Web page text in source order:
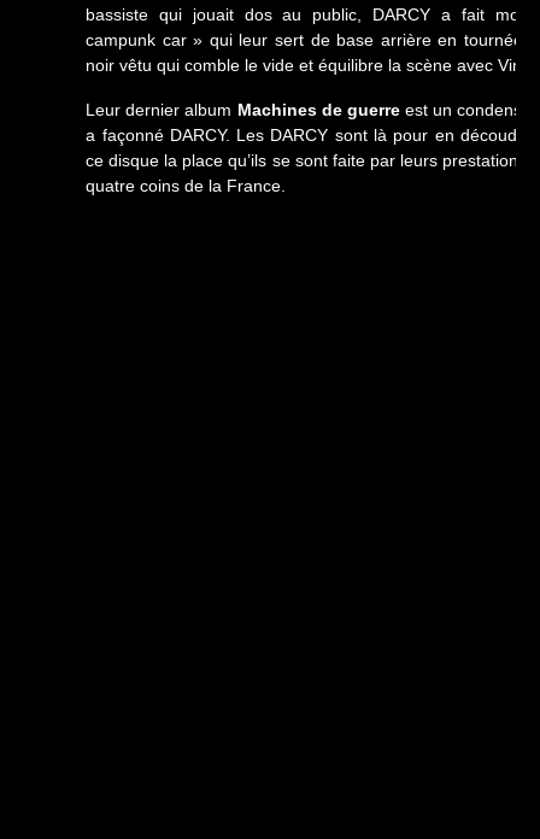
bassiste qui jouait dos au public, DARCY a fait
campunk car » qui leur sert de base arrière en tournée
noir vêtu qui comble le vide et équilibre la scène avec
Leur dernier album Machines de guerreest un condensé
a façonné DARCY. Les DARCY sont là pour en
ce disque la place qu’ils se sont faite par leurs prestations
quatre coins de la France.